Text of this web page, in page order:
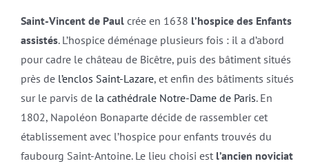
Saint-Vincent de Paulcrée en 1638 l’hospice des Enfants
assistés. L’hospice déménage plusieurs fois : il a d’abord
pour cadre le château de Bicêtre, puis des bâtiment situés
près de l’enclos Saint-Lazare, et enfin des bâtiments situés
sur le parvis de la cathédrale Notre-Dame de Paris. En
1802, Napoléon Bonaparte décide de rassembler cet
établissement avec l’hospice pour enfants trouvés du
faubourg Saint-Antoine. Le lieu choisi est l’ancien noviciat